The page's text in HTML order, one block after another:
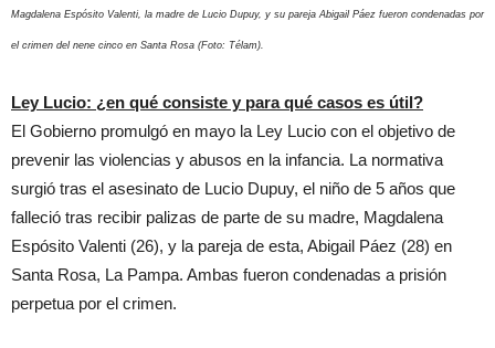
Magdalena Espósito Valenti, la madre de Lucio Dupuy, y su pareja Abigail Páez fueron condenadas por
el crimen del nene cinco en Santa Rosa (Foto: Télam).
Ley Lucio: ¿en qué consiste y para qué casos es útil?
El Gobierno promulgó en mayo la Ley Lucio con el objetivo de
prevenir las violencias y abusos en la infancia. La normativa
surgió tras el asesinato de Lucio Dupuy, el niño de 5 años que
falleció tras recibir palizas de parte de su madre, Magdalena
Espósito Valenti (26), y la pareja de esta, Abigail Páez (28) en
Santa Rosa, La Pampa. Ambas fueron condenadas a prisión
perpetua por el crimen.